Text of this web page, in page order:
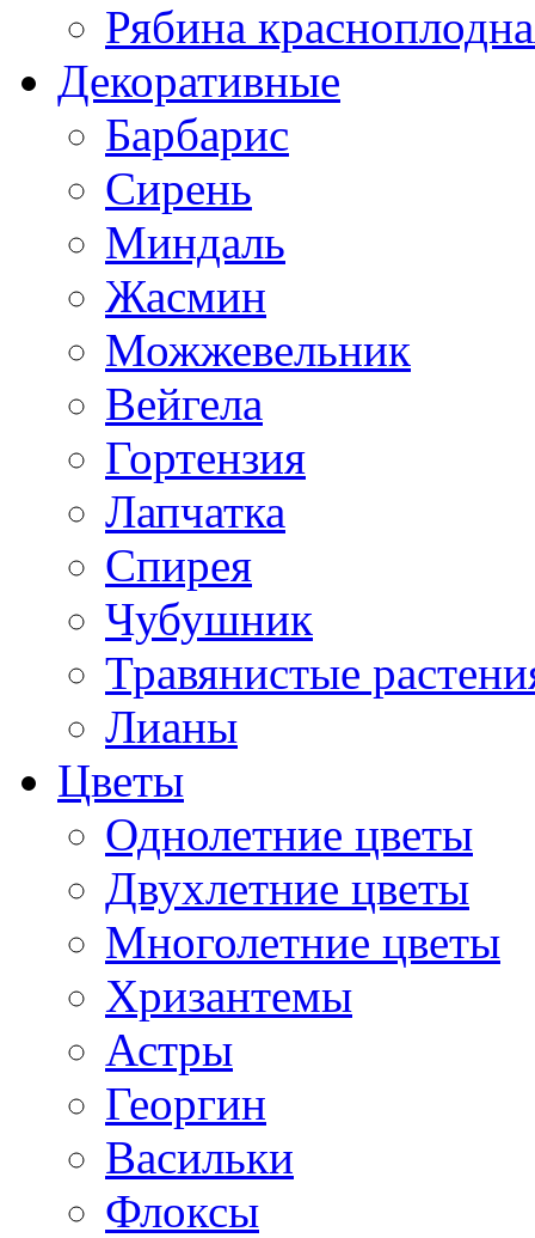
Рябина
Декоративные
Барбарис
Сирень
Миндаль
Жасмин
Можжевельник
Вейгела
Гортензия
Лапчатка
Спирея
Чубушник
Травянистые
Лианы
Цветы
Однолетние цветы
Двухлетние цветы
Многолетние цветы
Хризантемы
Астры
Георгин
Васильки
Флоксы